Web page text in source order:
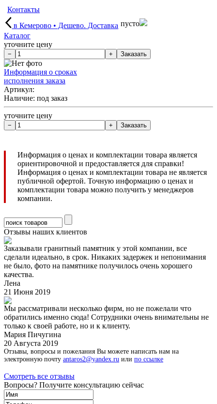
Контакты
в Кемерово • Дешево. Доставка пусто
Каталог
уточните цену
Информация о сроках
исполнения заказа
Артикул:
Наличие: под заказ
уточните цену
Информация о ценах и комплектации товара является
ориентировочной и предоставляется для справки!
Информация о ценах и комплектации товара не является
публичной офертой. Точную информацию о ценах и
комплектации товара можно получить у менеджеров
компании.
Отзывы наших клиентов
Заказывали гранитный памятник у этой компании, все
сделали идеально, в срок. Никаких задержек и непонимания
не было, фото на памятнике получилось очень хорошего
качества.
Лена
21 Июня 2019
Мы рассматривали несколько фирм, но не пожелали что
обратились именно сюда! Сотрудники очень внимательны не
только к своей работе, но и к клиенту.
Мария Пичугина
20 Августа 2019
Отзывы, вопросы и пожелания Вы можете написать нам на
электронную почту antaros2@yandex.ru или по ссылке
Смотреть все отзывы
Вопросы? Получите консультацию сейчас